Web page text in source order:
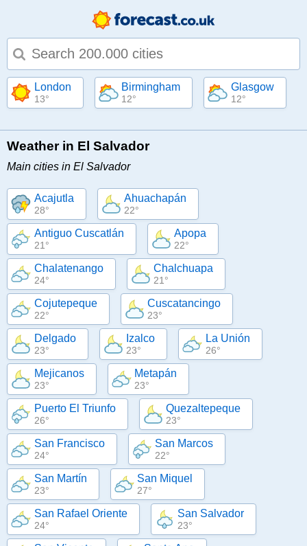
Type 1 or more characters for results.
London
13°
Birmingham
12°
Glasgow
12°
Weather in El Salvador
Main cities in El Salvador
Acajutla
28°
Ahuachapán
22°
Antiguo Cuscatlán
21°
Apopa
22°
Chalatenango
24°
Chalchuapa
21°
Cojutepeque
22°
Cuscatancingo
23°
Delgado
23°
Izalco
23°
La Unión
26°
Mejicanos
23°
Metapán
23°
Puerto El Triunfo
26°
Quezaltepeque
23°
San Francisco
24°
San Marcos
22°
San Martín
23°
San Miquel
27°
San Rafael Oriente
24°
San Salvador
23°